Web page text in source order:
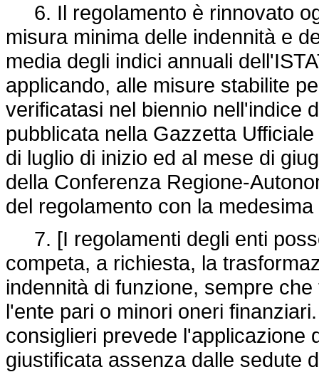
6. Il regolamento è rinnovato
misura minima delle indennità e
media degli indici annuali
applicando, alle misure stabilite
verificatasi nel biennio nell'indice
pubblicata nella Gazzetta
di luglio di inizio ed al mese di
della Conferenza Regione-
del regolamento con la
7. [I regolamenti degli enti
competa, a richiesta, la
indennità di funzione, sempre
l'ente pari o minori oneri
consiglieri prevede l'applicazione
giustificata assenza dalle sedute